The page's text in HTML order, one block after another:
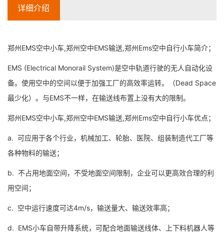
详细介绍
郑州EMS空中小车,郑州空中EMS输送,郑州Ems空中自行小车简介；
EMS (Electrical Monorail System)是空中轨道行驶的无人自动化设
备。使用空中的空间以便于加强工厂的高效率运转。（Dead Space
最少化）。与EMS不一样，在输送线布置上没有大的限制。
郑州EMS空中小车,郑州空中EMS输送,郑州Ems空中自行小车优点；
a. 可应用于各个行业，机械加工、轮胎、医院、组装制造代工厂等
各种物料的输送；
b. 不占用地面空间，不受地面空间限制，企业可以更高效合理的利
用空间；
c. 空中运行速度可达4m/s，输送量大、输送效率高；
d. EMS小车自带升降系统，可配合地面输送线体、上下料机器人等